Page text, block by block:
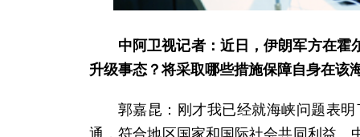
中阿卫视记者：近日，伊朗军方在霍
升级事态？将采取哪些措施保障自身在该
郭嘉昆：刚才我已经就海峡问题表
通，符合地区国家和国际社会共同利益